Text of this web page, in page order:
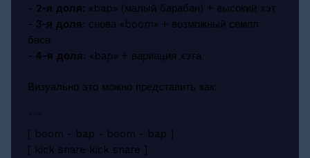
- 2-я доля: «bap» (малый барабан) + высокий хэт
- 3-я доля: снова «boom» + возможный семпл
баса
- 4-я доля: «bap» + вариация хэта
Визуально это можно представить как:
```
[ boom - bap - boom - bap ]
[ kick snare kick snare ]